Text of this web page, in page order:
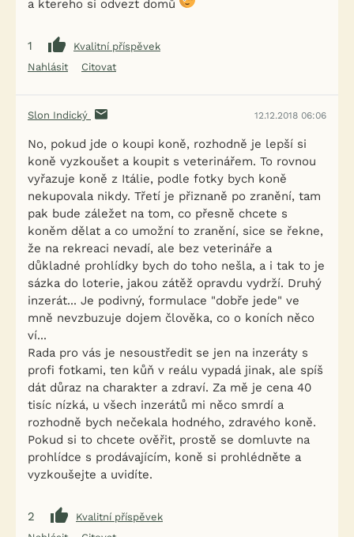
a ktereho si odvezt domů
1
Kvalitní příspěvek
Nahlásit
Citovat
Slon Indický 12.12.2018 06:06
No, pokud jde o koupi koně, rozhodně je lepší si
koně vyzkoušet a koupit s veterinářem. To rovnou
vyřazuje koně z Itálie, podle fotky bych koně
nekupovala nikdy. Třetí je přiznaně po zranění, tam
pak bude záležet na tom, co přesně chcete s
koněm dělat a co umožní to zranění, sice se řekne,
že na rekreaci nevadí, ale bez veterináře a
důkladné prohlídky bych do toho nešla, a i tak to je
sázka do loterie, jakou zátěž opravdu vydrží. Druhý
inzerát... Je podivný, formulace "dobře jede" ve
mně nevzbuzuje dojem člověka, co o koních něco
ví...
Rada pro vás je nesoustředit se jen na inzeráty s
profi fotkami, ten kůň v reálu vypadá jinak, ale spíš
dát důraz na charakter a zdraví. Za mě je cena 40
tisíc nízká, u všech inzerátů mi něco smrdí a
rozhodně bych nečekala hodného, zdravého koně.
Pokud si to chcete ověřit, prostě se domluvte na
prohlídce s prodávajícím, koně si prohlédněte a
vyzkoušejte a uvidíte.
2
Kvalitní příspěvek